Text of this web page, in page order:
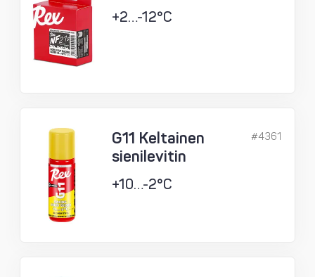
+2…-12°C
G11 Keltainen
sienilevitin
+10…-2°C
#4361